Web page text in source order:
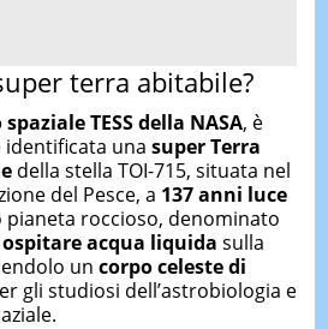
terra abitabile?
TESS della NASA, è
una super Terra
della stella TOI-715, situata nel
del Pesce, a 137 anni luce
pianeta roccioso, denominato
ospitare acqua liquida sulla
un corpo celeste di
gli studiosi dell’astrobiologia e